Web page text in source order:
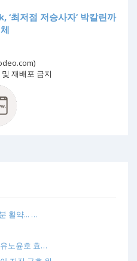
‘최저점 저승사자’ 박칼린까
재배포 금지
활약... …
노윤호 효…